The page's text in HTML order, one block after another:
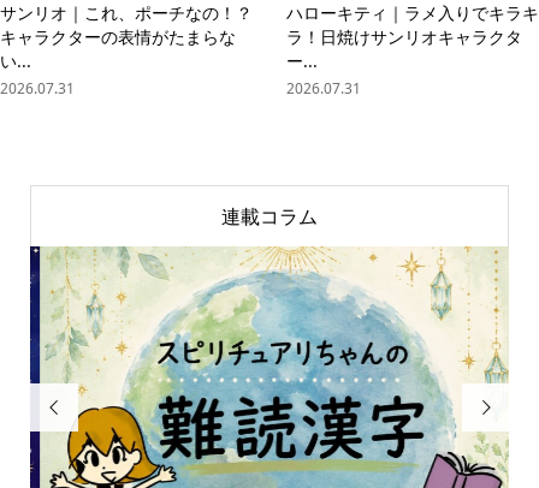
サンリオ｜これ、ポーチなの！？
キャラクターの表情がたまらな
い...
2026.07.31
ハローキティ｜ラメ入りでキラキ
ラ！日焼けサンリオキャラクタ
ー...
2026.07.31
連載コラム
 